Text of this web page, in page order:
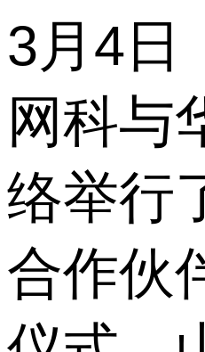
3月4日
网科与
络举行
合作伙